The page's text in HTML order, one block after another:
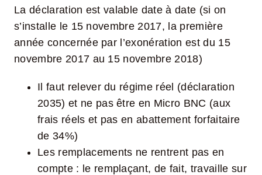
La déclaration est valable date à date (si on
s’installe le 15 novembre 2017, la première
année concernée par l’exonération est du 15
novembre 2017 au 15 novembre 2018)
Il faut relever du régime réel (déclaration
2035) et ne pas être en Micro BNC (aux
frais réels et pas en abattement forfaitaire
de 34%)
Les remplacements ne rentrent pas en
compte : le remplaçant, de fait, travaille sur